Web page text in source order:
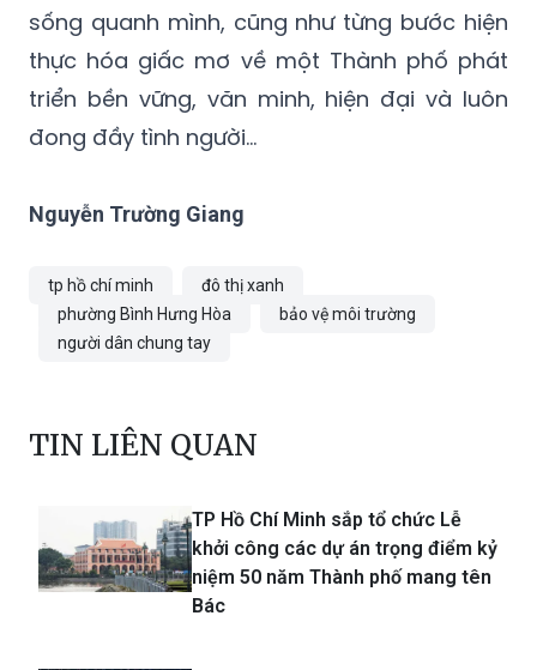
sống quanh mình, cũng như từng bước hiện
thực hóa giấc mơ về một Thành phố phát
triển bền vững, văn minh, hiện đại và luôn
đong đầy tình người…
Nguyễn Trường Giang
tp hồ chí minh
đô thị xanh
phường Bình Hưng Hòa
bảo vệ môi trường
người dân chung tay
TIN LIÊN QUAN
TP Hồ Chí Minh sắp tổ chức Lễ
khởi công các dự án trọng điểm kỷ
niệm 50 năm Thành phố mang tên
Bác